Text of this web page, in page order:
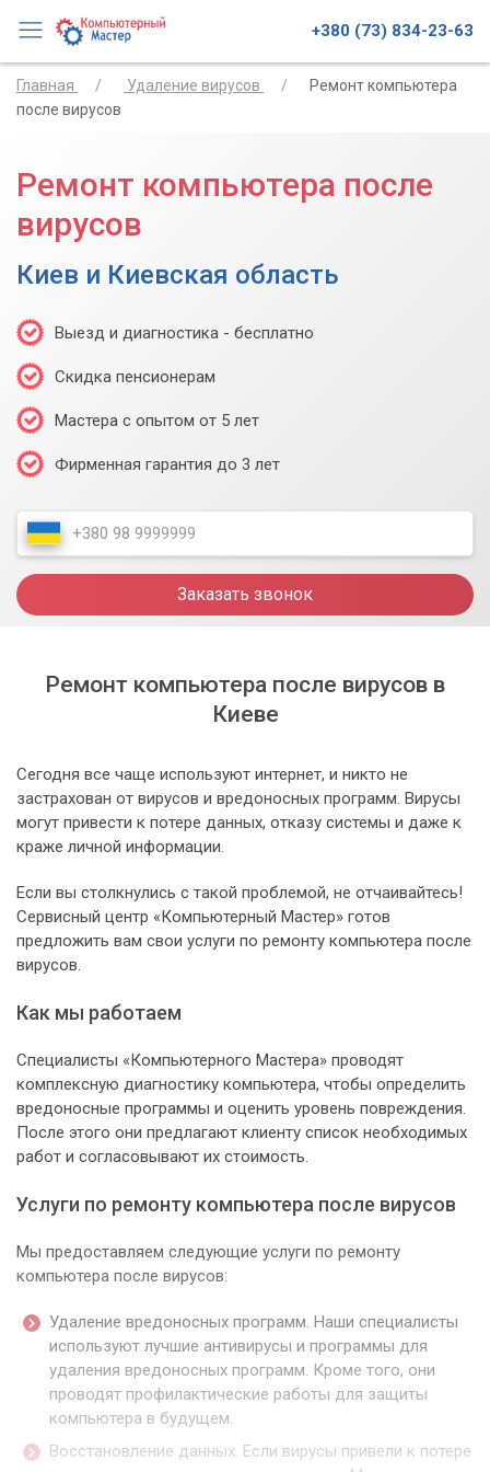
+380 (73) 834-23-63
Главная Удаление вирусов
Ремонт компьютера
после вирусов
Ремонт компьютера после
вирусов
Киев и Киевская область
Выезд и диагностика - бесплатно
Скидка пенсионерам
Мастера с опытом от 5 лет
Фирменная гарантия до 3 лет
Заказать звонок
Ремонт компьютера после вирусов в
Киеве
Сегодня все чаще используют интернет, и никто не
застрахован от вирусов и вредоносных программ. Вирусы
могут привести к потере данных, отказу системы и даже к
краже личной информации.
Если вы столкнулись с такой проблемой, не отчаивайтесь!
Сервисный центр «Компьютерный Мастер» готов
предложить вам свои услуги по ремонту компьютера после
вирусов.
Как мы работаем
Специалисты «Компьютерного Мастера» проводят
комплексную диагностику компьютера, чтобы определить
вредоносные программы и оценить уровень повреждения.
После этого они предлагают клиенту список необходимых
работ и согласовывают их стоимость.
Услуги по ремонту компьютера после вирусов
Мы предоставляем следующие услуги по ремонту
компьютера после вирусов:
Удаление вредоносных программ. Наши специалисты
используют лучшие антивирусы и программы для
удаления вредоносных программ. Кроме того, они
проводят профилактические работы для защиты
компьютера в будущем.
Восстановление данных. Если вирусы привели к потере